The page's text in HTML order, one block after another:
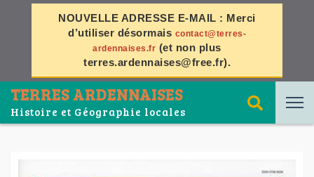
NOUVELLE ADRESSE E-MAIL : Merci
d’utiliser désormais contact@terres-
ardennaises.fr (et non plus
terres.ardennaises@free.fr).
TERRES ARDENNAISES
Histoire et Géographie locales